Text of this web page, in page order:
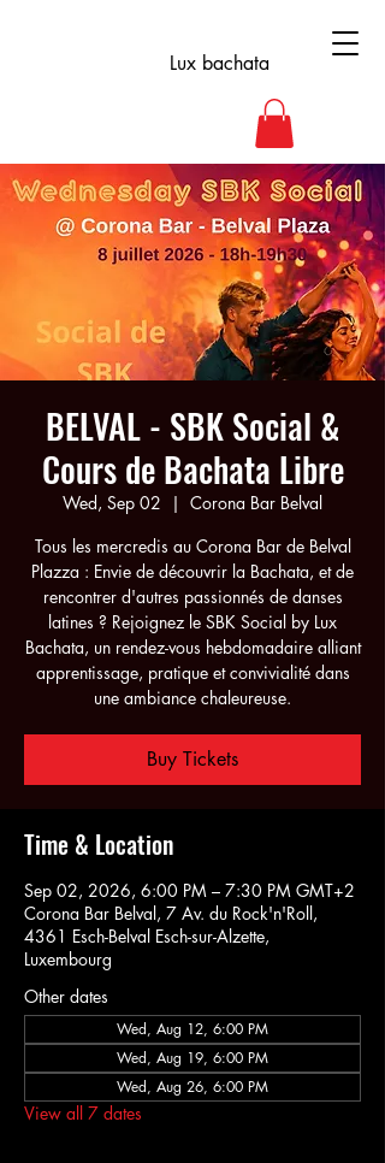
Lux bachata
BELVAL - SBK Social &
Cours de Bachata Libre
Wed, Sep 02
  |
Corona Bar Belval
Tous les mercredis au Corona Bar de Belval
Plazza : Envie de découvrir la Bachata, et de
rencontrer d'autres passionnés de danses
latines ? Rejoignez le SBK Social by Lux
Bachata, un rendez-vous hebdomadaire alliant
apprentissage, pratique et convivialité dans
une ambiance chaleureuse.
Buy Tickets
Time & Location
Sep 02, 2026, 6:00 PM – 7:30 PM GMT+2
Corona Bar Belval, 7 Av. du Rock'n'Roll,
4361 Esch-Belval Esch-sur-Alzette,
Luxembourg
Other dates
Wed, Aug 12, 6:00 PM
Wed, Aug 19, 6:00 PM
Wed, Aug 26, 6:00 PM
View all 7 dates